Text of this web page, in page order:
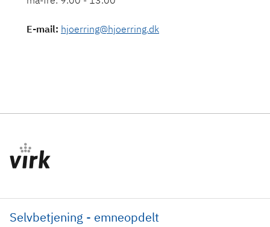
E-mail: hjoerring@hjoerring.dk
Selvbetjening - emneopdelt